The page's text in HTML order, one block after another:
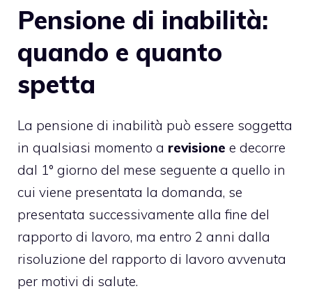
Pensione di inabilità:
quando e quanto
spetta
La pensione di inabilità può essere soggetta
in qualsiasi momento a revisione e decorre
dal 1° giorno del mese seguente a quello in
cui viene presentata la domanda, se
presentata successivamente alla fine del
rapporto di lavoro, ma entro 2 anni dalla
risoluzione del rapporto di lavoro avvenuta
per motivi di salute.